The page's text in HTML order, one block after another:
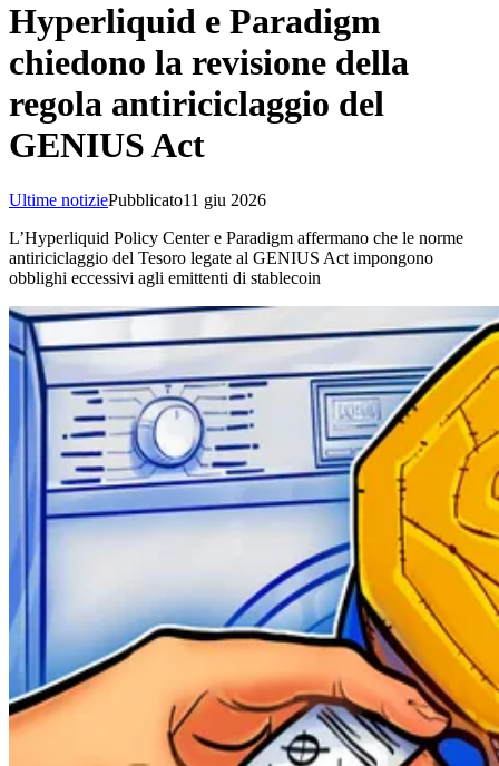
Hyperliquid e Paradigm
chiedono la revisione della
regola antiriciclaggio del
GENIUS Act
Ultime notiziePubblicato11 giu 2026
L’Hyperliquid Policy Center e Paradigm affermano che le norme
antiriciclaggio del Tesoro legate al GENIUS Act impongono
obblighi eccessivi agli emittenti di stablecoin